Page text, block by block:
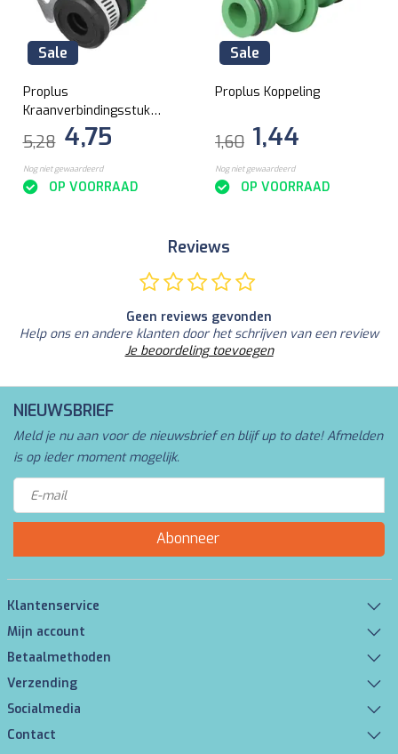
Sale
Proplus
Kraanverbindingsstuk
5,28 4,75
Nog niet gewaardeerd
OP VOORRAAD
Sale
Proplus Koppeling
1,60 1,44
Nog niet gewaardeerd
OP VOORRAAD
Reviews
Geen reviews gevonden
Help ons en andere klanten door het schrijven van een review
Je beoordeling toevoegen
NIEUWSBRIEF
Meld je nu aan voor de nieuwsbrief en blijf up to date! Afmelden
is op ieder moment mogelijk.
Abonneer
Klantenservice
Mijn account
Betaalmethoden
Verzending
Socialmedia
Contact